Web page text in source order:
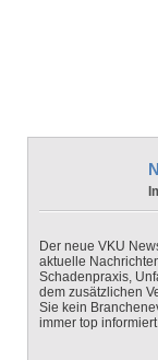
Der neue VKU
aktuelle
Schadenpraxis,
dem zusätzlichen
Sie kein
immer top